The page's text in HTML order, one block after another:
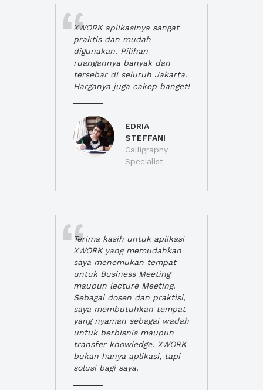
XWORK aplikasinya sangat
praktis dan mudah
digunakan. Pilihan
ruangannya banyak dan
tersebar di seluruh Jakarta.
Harganya juga cakep banget!
EDRIA
STEFFANI
Calligraphy
Specialist
Terima kasih untuk aplikasi
XWORK yang memudahkan
saya menemukan tempat
untuk Business Meeting
maupun lecture Meeting.
Sebagai dosen dan praktisi,
saya membutuhkan tempat
yang nyaman sebagai wadah
untuk berbisnis maupun
transfer knowledge. XWORK
bukan hanya aplikasi, tapi
solusi bagi saya.